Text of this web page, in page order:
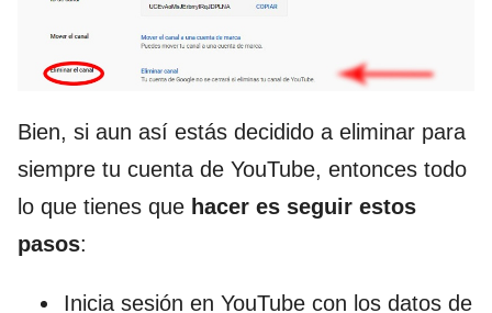
Bien, si aun así estás decidido a eliminar para
siempre tu cuenta de YouTube, entonces todo
lo que tienes que hacer es seguir estos
pasos:
Inicia sesión en YouTube con los datos de